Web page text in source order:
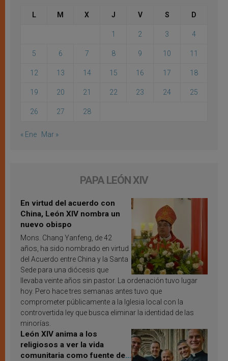
L M X J V S D
1 2 3 4
5 6 7 8 9 10 11
12 13 14 15 16 17 18
19 20 21 22 23 24 25
26 27 28
« Ene Mar »
PAPA LEÓN XIV
En virtud del acuerdo con
China, León XIV nombra un
nuevo obispo
Mons. Chang Yanfeng, de 42
años, ha sido nombrado en virtud
del Acuerdo entre China y la Santa
Sede para una diócesis que
llevaba veinte años sin pastor. La ordenación tuvo lugar
hoy. Pero hace tres semanas antes tuvo que
comprometer públicamente a la Iglesia local con la
controvertida ley que busca eliminar la identidad de las
minorías.
León XIV anima a los
religiosos a ver la vida
comunitaria como fuente de